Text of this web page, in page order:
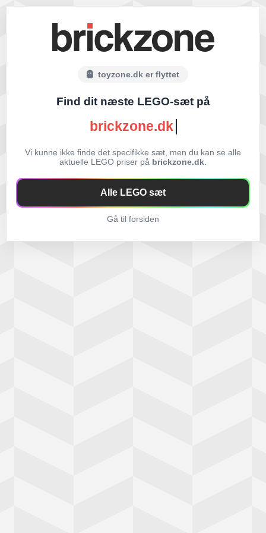
toyzone.dk er flyttet
Find dit næste LEGO-sæt på
brickzone.dk
Vi kunne ikke finde det specifikke sæt, men du kan se alle
aktuelle LEGO priser på brickzone.dk
Alle LEGO sæt
Gå til forsiden